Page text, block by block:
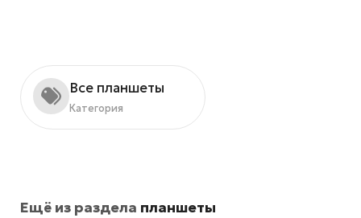
Все планшеты
Категория
Ещё из раздела планшеты